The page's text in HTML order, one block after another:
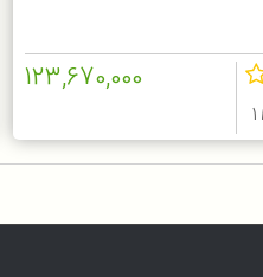
123,670,000